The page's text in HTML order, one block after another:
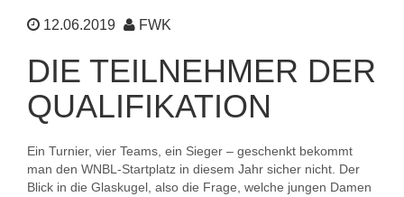
12.06.2019 FWK
DIE TEILNEHMER DER
QUALIFIKATION
Ein Turnier, vier Teams, ein Sieger – geschenkt bekommt
man den WNBL-Startplatz in diesem Jahr sicher nicht. Der
Blick in die Glaskugel, also die Frage, welche jungen Damen